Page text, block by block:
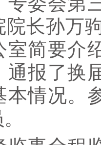
院长孙万
室简要介
通报了换
本情况。